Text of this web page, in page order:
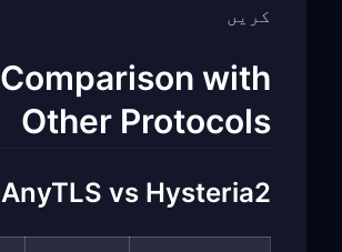
کریں
Comparison with
Other Protocols
AnyTLS vs Hysteria2